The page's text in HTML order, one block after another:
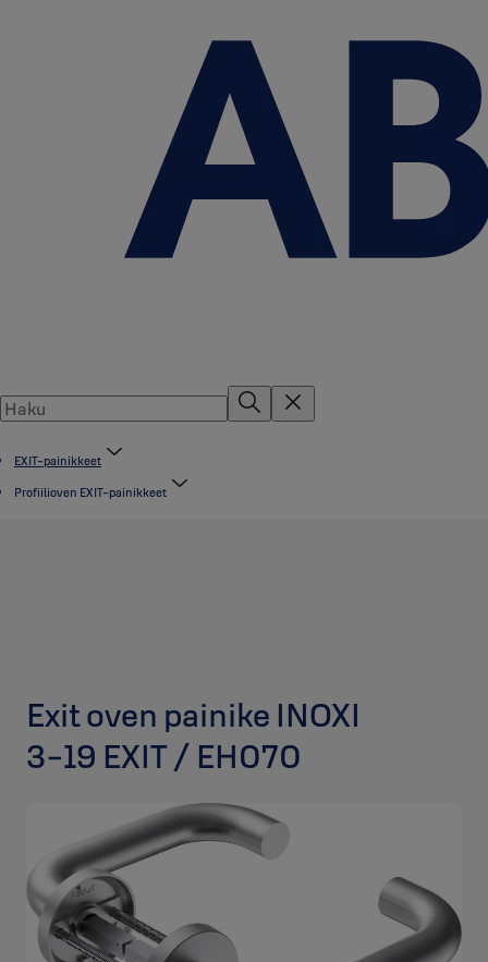
EXIT-painikkeet
Profiilioven EXIT-painikkeet
Exit oven painike INOXI
3-19 EXIT / EH070